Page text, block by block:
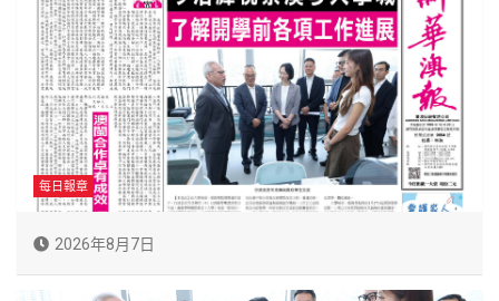
每日報章
2026年8月7日